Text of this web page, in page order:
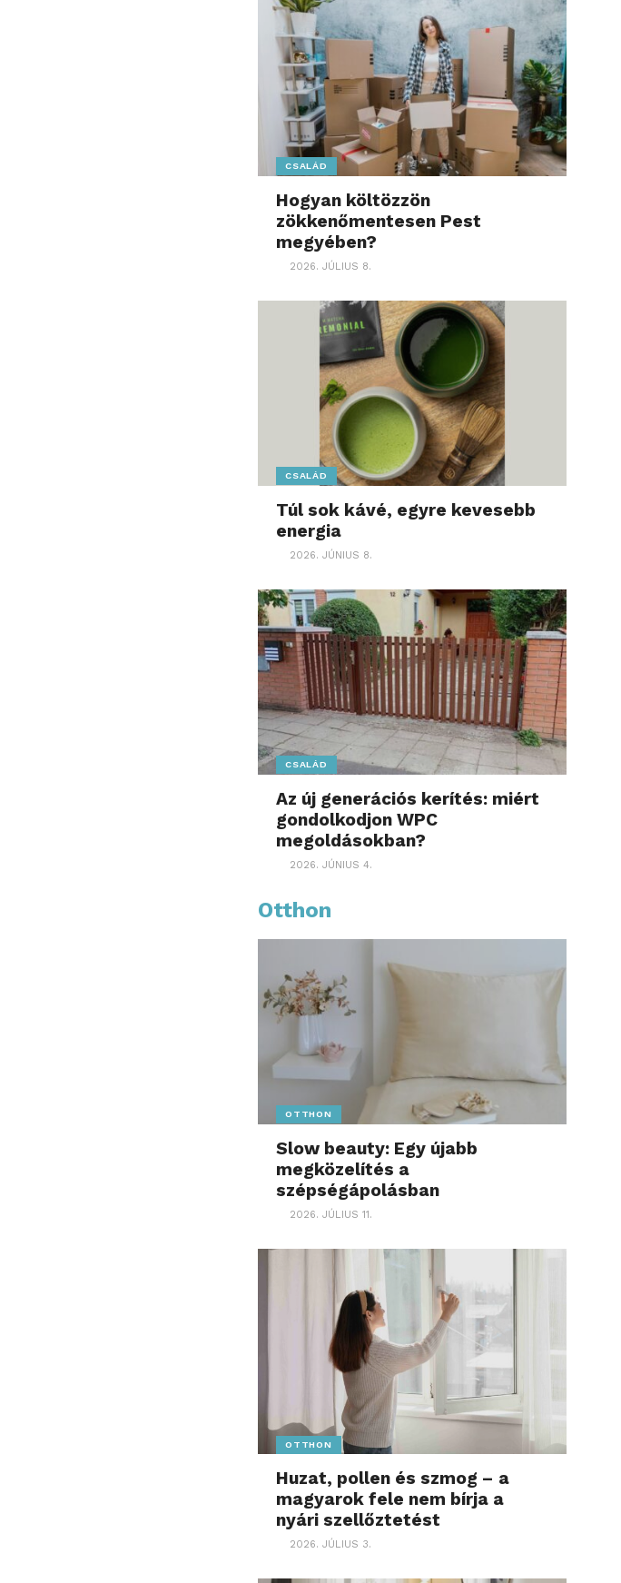
CSALÁD
Hogyan költözzön
zökkenőmentesen Pest
megyében?
2026. JÚLIUS 8.
CSALÁD
Túl sok kávé, egyre kevesebb
energia
2026. JÚNIUS 8.
CSALÁD
Az új generációs kerítés: miért
gondolkodjon WPC
megoldásokban?
2026. JÚNIUS 4.
Otthon
OTTHON
Slow beauty: Egy újabb
megközelítés a
szépségápolásban
2026. JÚLIUS 11.
OTTHON
Huzat, pollen és szmog – a
magyarok fele nem bírja a
nyári szellőztetést
2026. JÚLIUS 3.